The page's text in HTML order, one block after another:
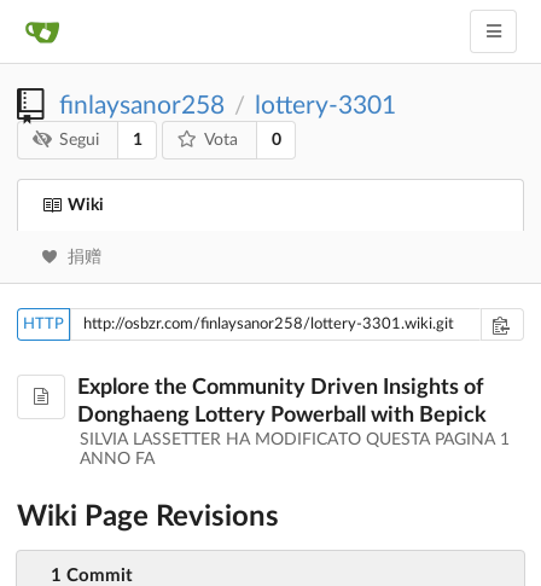
finlaysanor258 / lottery-3301
Segui 1 Vota 0
Wiki
捐赠
HTTP
Explore the Community Driven Insights of
Donghaeng Lottery Powerball with Bepick
SILVIA LASSETTER HA MODIFICATO QUESTA PAGINA 1
ANNO FA
Wiki Page Revisions
1 Commit